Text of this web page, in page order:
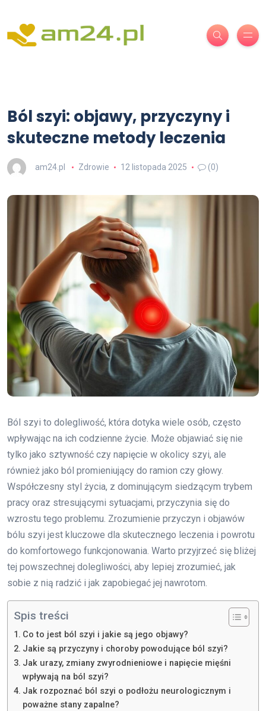
Ból szyi: objawy, przyczyny i
skuteczne metody leczenia
am24.pl Zdrowie 12 listopada 2025 (0)
Ból szyi to dolegliwość, która dotyka wiele osób, często
wpływając na ich codzienne życie. Może objawiać się nie
tylko jako sztywność czy napięcie w okolicy szyi, ale
również jako ból promieniujący do ramion czy głowy.
Współczesny styl życia, z dominującym siedzącym trybem
pracy oraz stresującymi sytuacjami, przyczynia się do
wzrostu tego problemu. Zrozumienie przyczyn i objawów
bólu szyi jest kluczowe dla skutecznego leczenia i powrotu
do komfortowego funkcjonowania. Warto przyjrzeć się bliżej
tej powszechnej dolegliwości, aby lepiej zrozumieć, jak
sobie z nią radzić i jak zapobiegać jej nawrotom.
Spis treści
Co to jest ból szyi i jakie są jego objawy?
Jakie są przyczyny i choroby powodujące ból szyi?
Jak urazy, zmiany zwyrodnieniowe i napięcie mięśni
wpływają na ból szyi?
Jak rozpoznać ból szyi o podłożu neurologicznym i
poważne stany zapalne?